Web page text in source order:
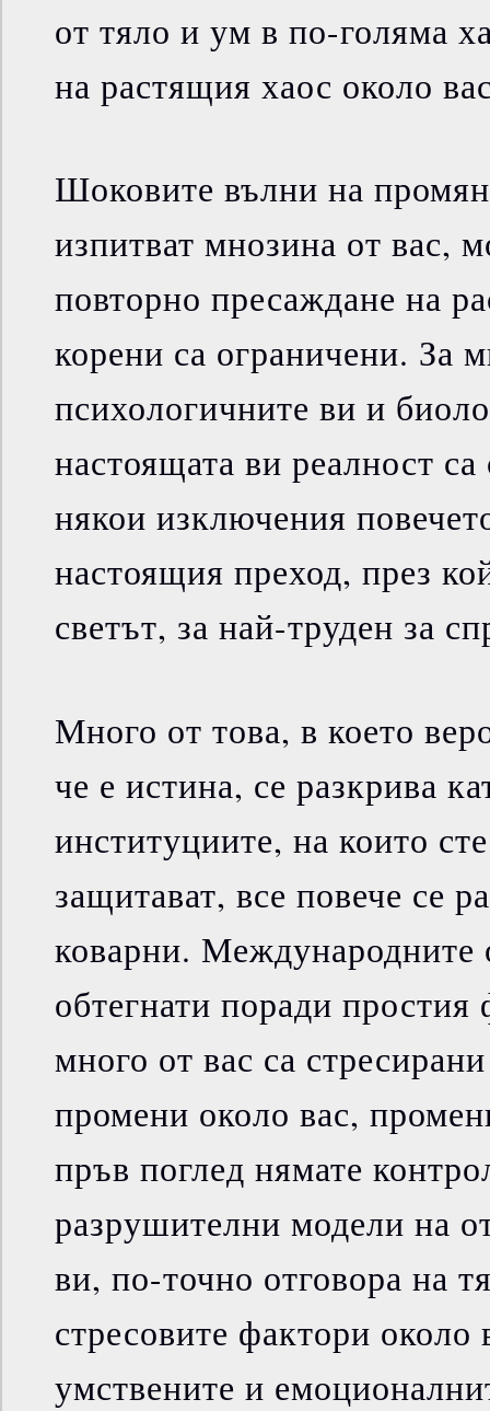
от тяло и ум в по-голяма
на растящия хаос около
Шоковите вълни на
изпитват мнозина от вас,
повторно пресаждане на
корени са ограничени. За
психологичните ви и
настоящата ви реалност
някои изключения
настоящия преход, през
светът, за най-труден за
Много от това, в което
че е истина, се разкрива
институциите, на които
защитават, все повече се
коварни. Международните
обтегнати поради простия
много от вас са
промени около вас,
пръв поглед нямате
разрушителни модели на
ви, по-точно отговора на
стресовите фактори
умствените и